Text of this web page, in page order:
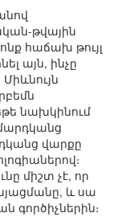
թվային
հաճախ թույլ
այն, ինչը
նախկինում
վարքը
միշտ չէ, որ
և սա
գործիչներին։